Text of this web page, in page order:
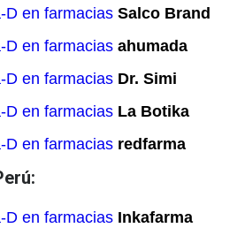
D en farmaciasSalco Brand
D en farmaciasahumada
D en farmacias Dr. Simi
D en farmacias La Botika
D en farmacias redfarma
D en farmacias Inkafarma